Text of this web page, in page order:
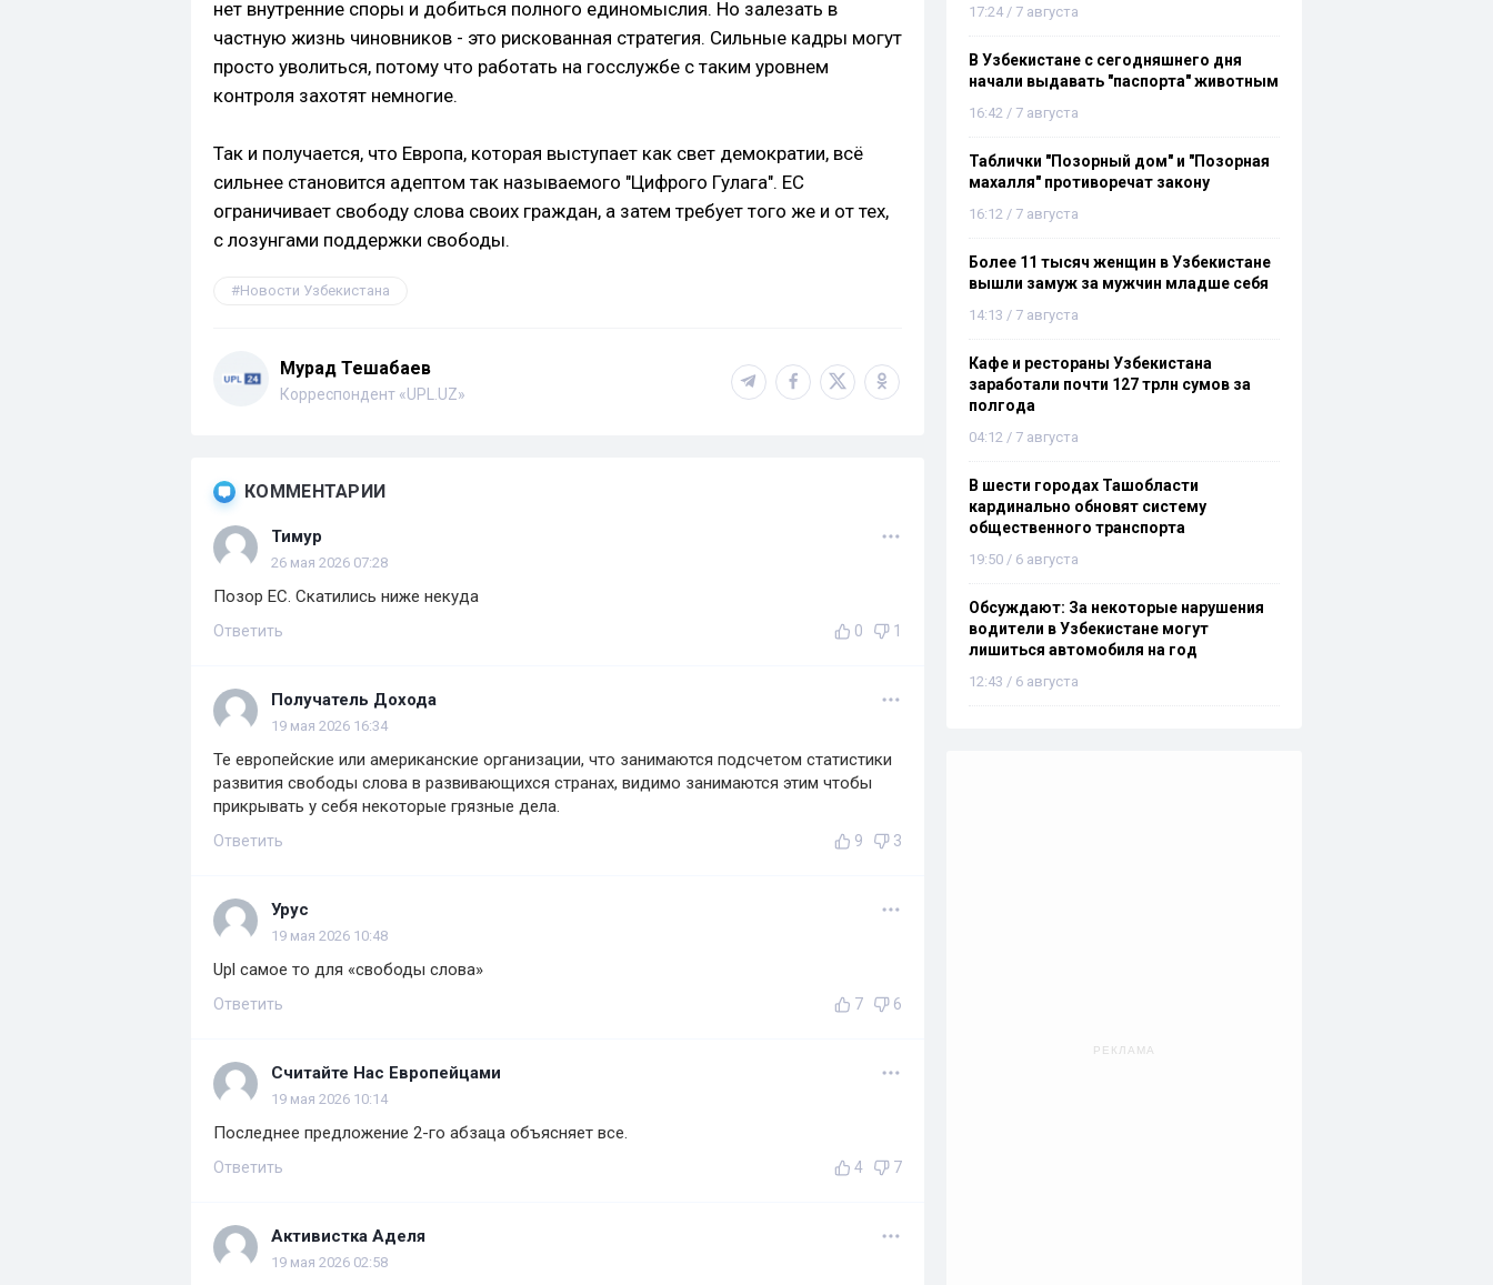
нет внутренние споры и добиться полного единомыслия. Но залезать в
частную жизнь чиновников - это рискованная стратегия. Сильные кадры могут
просто уволиться, потому что работать на госслужбе с таким уровнем
контроля захотят немногие.
Так и получается, что Европа, которая выступает как свет демократии, всё
сильнее становится адептом так называемого "Цифрого Гулага". ЕС
ограничивает свободу слова своих граждан, а затем требует того же и от тех,
с лозунгами поддержки свободы.
Новости Узбекистана
Мурад Тешабаев
Корреспондент «UPL.UZ»
КОММЕНТАРИИ
Тимур
26 мая 2026 07:28
Позор ЕС. Скатились ниже некуда
Ответить 0 1
Получатель Дохода
19 мая 2026 16:34
Те европейские или американские организации, что занимаются подсчетом статистики
развития свободы слова в развивающихся странах, видимо занимаются этим чтобы
прикрывать у себя некоторые грязные дела.
Ответить 9 3
Урус
19 мая 2026 10:48
Upl самое то для «свободы слова»
Ответить 7 6
Считайте Нас Европейцами
19 мая 2026 10:14
Последнее предложение 2-го абзаца объясняет все.
Ответить 4 7
Активистка Аделя
19 мая 2026 02:58
17:24 / 7 августа
В Узбекистане с сегодняшнего дня
начали выдавать "паспорта" животным
16:42 / 7 августа
Таблички "Позорный дом" и "Позорная
махалля" противоречат закону
16:12 / 7 августа
Более 11 тысяч женщин в Узбекистане
вышли замуж за мужчин младше себя
14:13 / 7 августа
Кафе и рестораны Узбекистана
заработали почти 127 трлн сумов за
полгода
04:12 / 7 августа
В шести городах Ташобласти
кардинально обновят систему
общественного транспорта
19:50 / 6 августа
Обсуждают: За некоторые нарушения
водители в Узбекистане могут
лишиться автомобиля на год
12:43 / 6 августа